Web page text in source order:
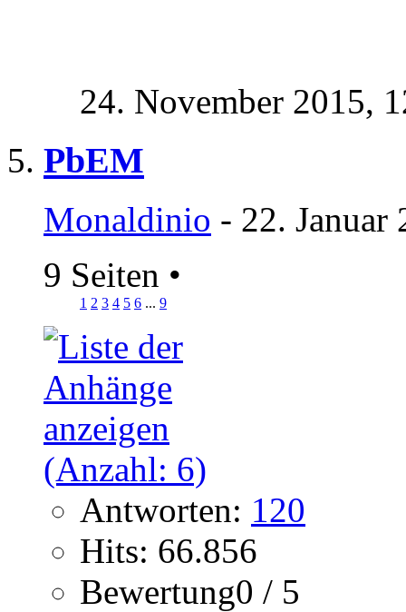
24. November 2015,
PbEM
Monaldinio - 22. Januar
9 Seiten •
1 2 3 4 5 6 ... 9
Antworten: 120
Hits: 66.856
Bewertung0 / 5